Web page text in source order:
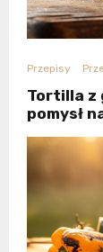
Przepisy
Tortilla z
pomysł